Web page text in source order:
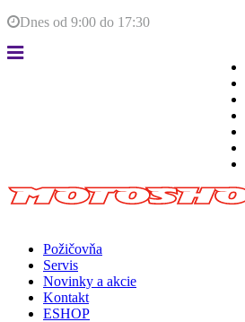
Dnes od 9:00 do 17:30
Požičovňa
Servis
Novinky a akcie
Kontakt
ESHOP